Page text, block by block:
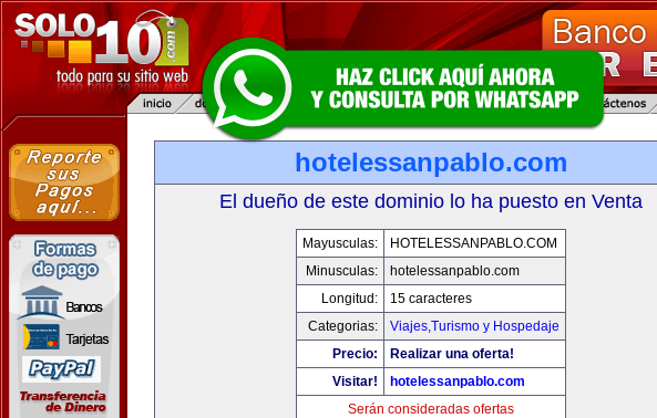
hotelessanpablo.com
El dueño de este dominio lo ha puesto en Venta
Mayusculas:
HOTELESSANPABLO.COM
Minusculas:
hotelessanpablo.com
Longitud:
15 caracteres
Categorias:
Viajes,Turismo y Hospedaje
Precio:
Realizar una oferta!
Visitar!
hotelessanpablo.com
Serán consideradas ofertas